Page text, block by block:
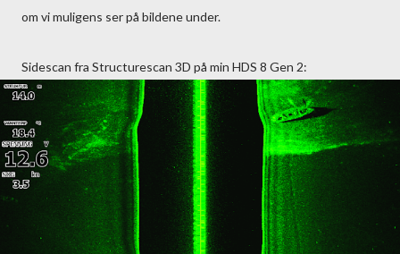
om vi muligens ser på bildene under.
Sidescan fra Structurescan 3D på min HDS 8 Gen 2: